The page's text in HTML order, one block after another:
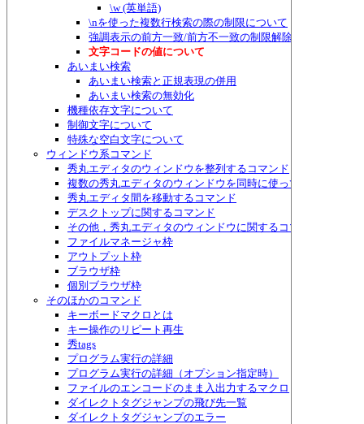
\w (英単語)
\nを使った複数行検索の際の制限について
強調表示の前方一致/前方不一致の制限解除
文字コードの値について
あいまい検索
あいまい検索と正規表現の併用
あいまい検索の無効化
機種依存文字について
制御文字について
特殊な空白文字について
ウィンドウ系コマンド
秀丸エディタのウィンドウを整列するコマンド
複数の秀丸エディタのウィンドウを同時に使って作業するた
秀丸エディタ間を移動するコマンド
デスクトップに関するコマンド
その他，秀丸エディタのウィンドウに関するコマンド
ファイルマネージャ枠
アウトプット枠
ブラウザ枠
個別ブラウザ枠
そのほかのコマンド
キーボードマクロとは
キー操作のリピート再生
秀tags
プログラム実行の詳細
プログラム実行の詳細（オプション指定時）
ファイルのエンコードのまま入出力するマクロ
ダイレクトタグジャンプの飛び先一覧
ダイレクトタグジャンプのエラー